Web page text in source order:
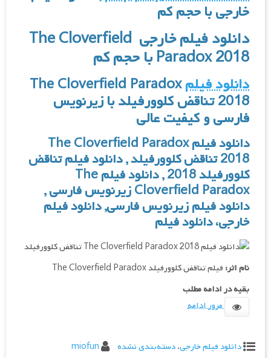
خارجی با حجم کم
دانلود فیلم خارجی The Cloverfield
Paradox 2018 با حجم کم
دانلود فیلمThe Cloverfield Paradox
2018 تناقض کلوورفیلد با زیرنویس
فارسی و کیفیت عالی
دانلود فیلم The Cloverfield Paradox
2018 تناقض کلوورفیلد , دانلود فیلم تناقض
کلوورفیلد 2018 , دانلود فیلم The
Cloverfield Paradox زیرنویس فارسی ,
دانلود فیلم زیرنویس فارسی,دانلود فیلم
خارجی، دانلود فیلم
نام اثر: فیلم تناقض کلوورفیلد The Cloverfield Paradox
بقیه در ادامه مطلب
مرور ادامه
دانلود فیلم خارجی،دسته‌بندی نشده
miofun